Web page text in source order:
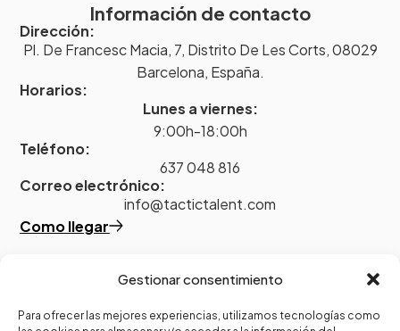
Gestionar consentimiento
Para ofrecer las mejores experiencias, utilizamos tecnologías como
Información de contacto
Dirección:
Pl. De Francesc Macia, 7, Distrito De Les Corts, 08029
Barcelona, España.
Horarios:
Lunes a viernes:
9:00h-18:00h
Teléfono:
637 048 816
Correo electrónico:
info@tactictalent.com
Como llegar
Legal